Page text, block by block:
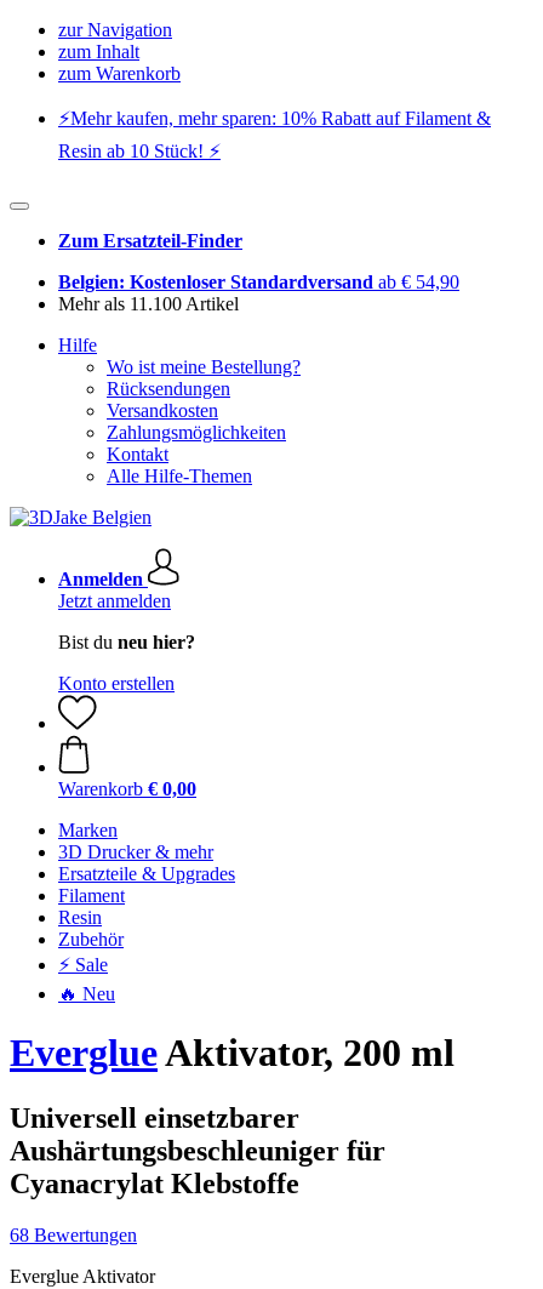
zur Navigation
zum Inhalt
zum Warenkorb
⚡️Mehr kaufen, mehr sparen: 10% Rabatt auf Filament &
Resin ab 10 Stück! ⚡️
Zum Ersatzteil-Finder
Belgien: Kostenloser Standardversand ab € 54,90
Mehr als 11.100 Artikel
Hilfe
Wo ist meine Bestellung?
Rücksendungen
Versandkosten
Zahlungsmöglichkeiten
Kontakt
Alle Hilfe-Themen
Anmelden
Jetzt anmelden
Bist du neu hier?
Konto erstellen
Warenkorb € 0,00
Marken
3D Drucker & mehr
Ersatzteile & Upgrades
Filament
Resin
Zubehör
⚡ Sale
🔥 Neu
EverglueAktivator, 200 ml
Universell einsetzbarer
Aushärtungsbeschleuniger für
Cyanacrylat Klebstoffe
68 Bewertungen
Everglue Aktivator